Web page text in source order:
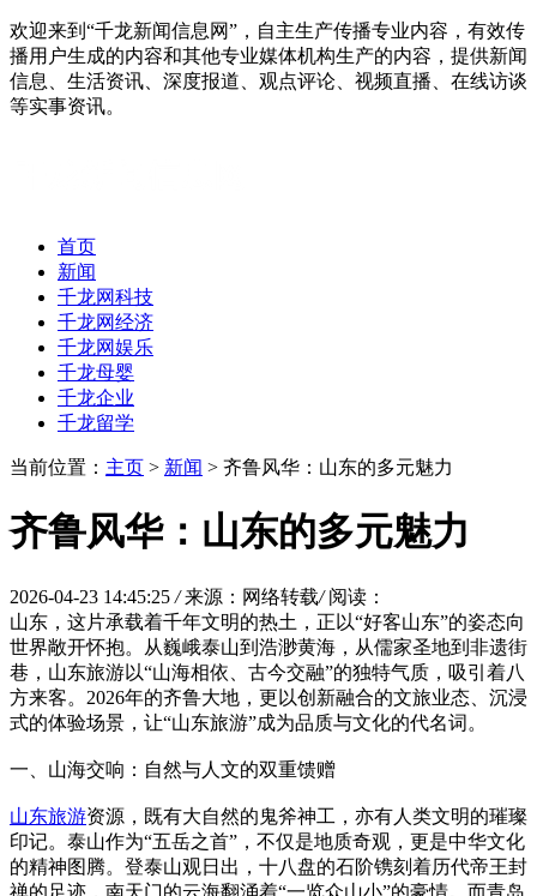
欢迎来到“千龙新闻信息网”，自主生产传播专业内容，有效传
播用户生成的内容和其他专业媒体机构生产的内容，提供新闻
信息、生活资讯、深度报道、观点评论、视频直播、在线访谈
等实事资讯。
首页
新闻
千龙网科技
千龙网经济
千龙网娱乐
千龙母婴
千龙企业
千龙留学
当前位置： 主页 > 新闻 > 齐鲁风华：山东的多元魅力
齐鲁风华：山东的多元魅力
2026-04-23 14:45:25 / 来源：网络转载/ 阅读：
山东，这片承载着千年文明的热土，正以“好客山东”的姿态向
世界敞开怀抱。从巍峨泰山到浩渺黄海，从儒家圣地到非遗街
巷，山东旅游以“山海相依、古今交融”的独特气质，吸引着八
方来客。2026年的齐鲁大地，更以创新融合的文旅业态、沉浸
式的体验场景，让“山东旅游”成为品质与文化的代名词。
一、山海交响：自然与人文的双重馈赠
山东旅游资源，既有大自然的鬼斧神工，亦有人类文明的璀璨
印记。泰山作为“五岳之首”，不仅是地质奇观，更是中华文化
的精神图腾。登泰山观日出，十八盘的石阶镌刻着历代帝王封
禅的足迹，南天门的云海翻涌着“一览众山小”的豪情。而青岛